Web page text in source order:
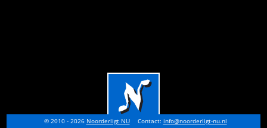
© 2010 - 2026 Noorderligt NU Contact: info@noorderligt-nu.nl